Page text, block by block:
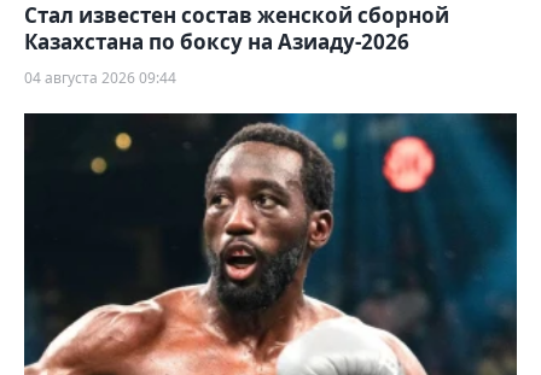
Стал известен состав женской сборной
Казахстана по боксу на Азиаду-2026
04 августа 2026 09:44